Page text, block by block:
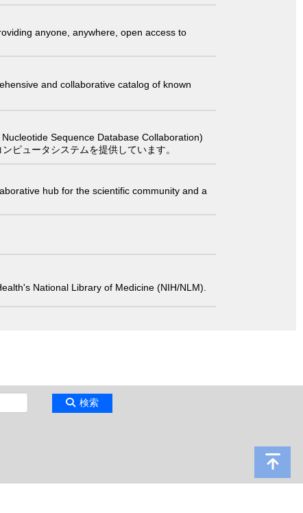
anyone, anywhere, open access to
and collaborative catalog of known
Sequence Database Collaboration)
ピュータシステムを提供しています。
hub for the scientific community and a
National Library of Medicine (NIH/NLM).
検索